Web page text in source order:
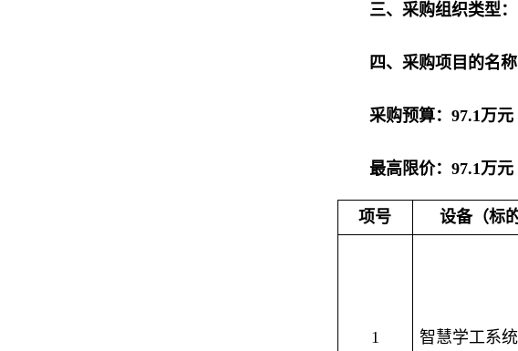
三、采购组织类型
四、采购项目的名
采购预算：97.1万元
最高限价： 97.1万元
项号 设备（标
1 智慧学工系